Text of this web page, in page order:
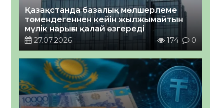
Қазақстанда базалық мөлшерлеме
төмендегеннен кейін жылжымайтын
мүлік нарығы қалай өзгереді
27.07.2026
174 0